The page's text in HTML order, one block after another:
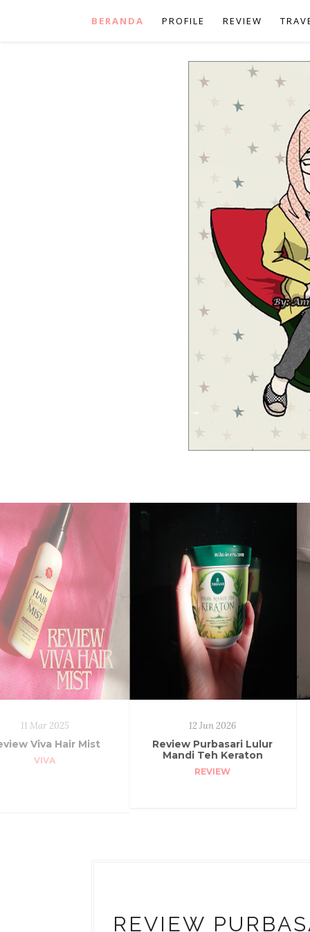
BERANDA PROFILE REVIEW
11 Mar 2025
Viva Hair Mist
VIVA
12 Jun 2026
Review Purbasari Lulur
Mandi Teh Keraton
REVIEW
REVIEW